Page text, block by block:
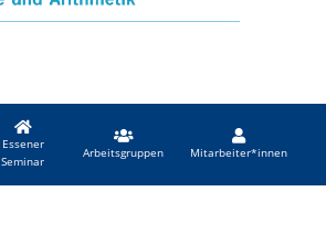
Essener
Seminar
Arbeitsgruppen Mitarbeiter*innen